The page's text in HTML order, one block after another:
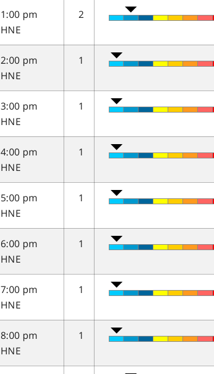
1:00 pm
HNE
2
2:00 pm
HNE
1
3:00 pm
HNE
1
4:00 pm
HNE
1
5:00 pm
HNE
1
6:00 pm
HNE
1
7:00 pm
HNE
1
8:00 pm
HNE
1